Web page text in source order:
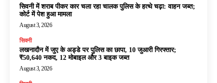
सिवनी में शराब पीकर कार चला रहा चालक पुलिस के हत्थे चढ़ा: वाहन जब्त;
कोर्ट में पेश हुआ मामला
August 3, 2026
सिवनी
लखनादौन में जुए के अड्डे पर पुलिस का छापा, 10 जुआरी गिरफ्तार;
₹50,640 नकद, 12 मोबाइल और 3 बाइक जब्त
August 3, 2026